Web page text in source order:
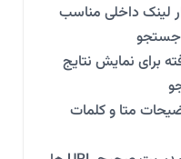
لینک داخلی مناسب
جستجو
برای نمایش نتایج
متا و کلمات